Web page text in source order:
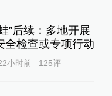
”后续：多地开展
全检查或专项行动
小时前 125评